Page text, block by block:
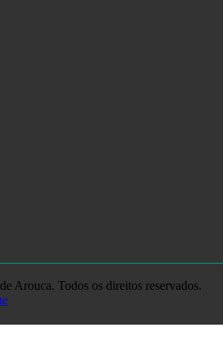
Arouca. Todos os direitos reservados.